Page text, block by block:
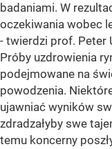
badaniami. W
oczekiwania wobec
- twierdzi prof. Peter
Próby uzdrowienia
podejmowane na
powodzenia.
ujawniać wyników
zdradzałyby swe
temu koncerny